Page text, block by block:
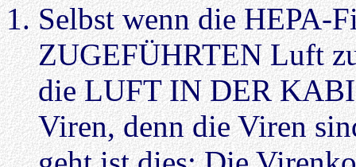
Selbst wenn die HEPA-
ZUGEFÜHRTEN Luft
die LUFT IN DER
Viren, denn die Viren